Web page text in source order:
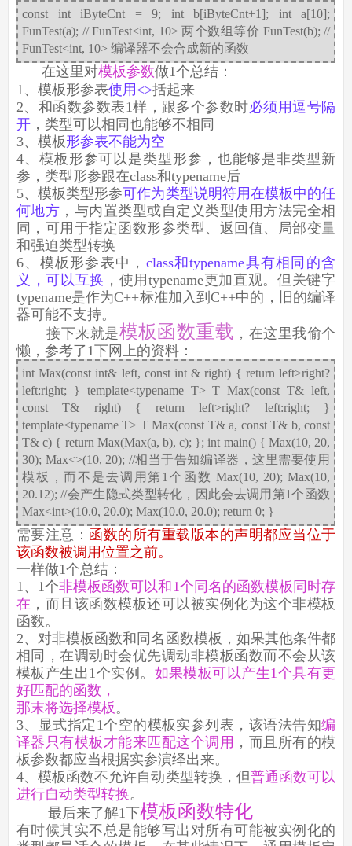
const int iByteCnt = 9; int b[iByteCnt+1]; int a[10];
FunTest(a); // FunTest<int, 10> 两个数组等价 FunTest(b); //
FunTest<int, 10> 编译器不会合成新的函数
在这里对模板参数做1个总结：
1、模板形参表使用<>括起来
2、和函数参数表1样，跟多个参数时必须用逗号隔
开 ，类型可以相同也能够不相同
3、模板形参表不能为空
4、模板形参可以是类型形参，也能够是非类型新
参，类型形参跟在class和typename后
5、模板类型形参可作为类型说明符用在模板中的任
何地方 ，与内置类型或自定义类型使用方法完全相
同，可用于指定函数形参类型、返回值、局部变量
和强迫类型转换
6、模板形参表中， class和typename具有相同的含
义，可以互换 ，使用typename更加直观。但关键字
typename是作为C++标准加入到C++中的，旧的编译
器可能不支持。
接下来就是模板函数重载 ，在这里我偷个
懒，参考了1下网上的资料：
int Max(const int& left, const int & right) { return left>right?
left:right; } template<typename T> T Max(const T& left,
const T& right) { return left>right? left:right; }
template<typename T> T Max(const T& a, const T& b, const
T& c) { return Max(Max(a, b), c); }; int main() { Max(10, 20,
30); Max<>(10, 20); //相当于告知编译器，这里需要使用
模板，而不是去调用第1个函数 Max(10, 20); Max(10,
20.12); //会产生隐式类型转化，因此会去调用第1个函数
Max<int>(10.0, 20.0); Max(10.0, 20.0); return 0; }
需要注意： 函数的所有重载版本的声明都应当位于
该函数被调用位置之前。
一样做1个总结：
1、1个非模板函数可以和1个同名的函数模板同时存
在 ，而且该函数模板还可以被实例化为这个非模板
函数。
2、对非模板函数和同名函数模板，如果其他条件都
相同，在调动时会优先调动非模板函数而不会从该
模板产生出1个实例。 如果模板可以产生1个具有更
好匹配的函数，
那末将选择模板 。
3、显式指定1个空的模板实参列表，该语法告知编
译器只有模板才能来匹配这个调用 ，而且所有的模
板参数都应当根据实参演绎出来。
4、模板函数不允许自动类型转换，但普通函数可以
进行自动类型转换。
最后来了解1下模板函数特化
有时候其实不总是能够写出对所有可能被实例化的